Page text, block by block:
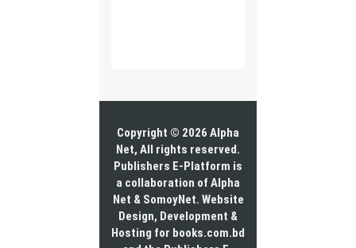
Copyright © 2026 Alpha
Net, All rights reserved.
Publishers E-Platform is
a collaboration of Alpha
Net & SomoyNet. Website
Design, Development &
Hosting for books.com.bd